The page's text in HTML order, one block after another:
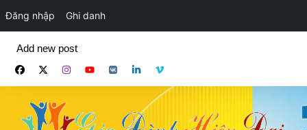
Đăng nhập Ghi danh
phần
Add new post